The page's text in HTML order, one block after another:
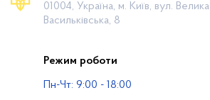
Громадянам
Публічна інформація
Водогосподарські організації
01004, Україна, м. Київ, вул. Велика
Васильківська, 8
Режим роботи
Пн-Чт: 9:00 - 18:00